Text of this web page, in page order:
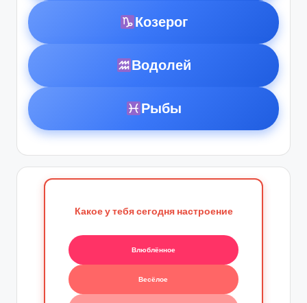
Козерог
Водолей
Рыбы
Какое у тебя сегодня настроение
Влюблённое
Весёлое